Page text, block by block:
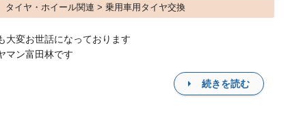
イヤ・ホイール関連 > 乗用車用タイヤ交換
大変お世話になっております
マン富田林です
続きを読む